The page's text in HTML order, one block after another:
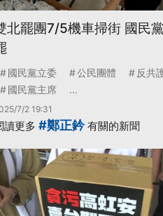
北罷團7/5機車掃街 國民
國民黨立委 公民團體
反共
國民黨主席
...
7/2 19:31
讀更多 #鄭正鈐有關的新聞